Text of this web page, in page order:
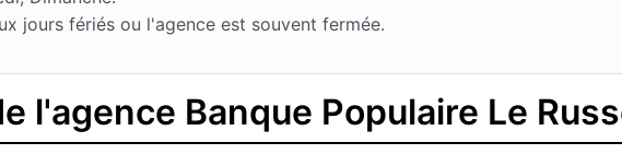
jours fériés ou l'agence est souvent fermée.
l'agence Banque Populaire Le